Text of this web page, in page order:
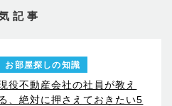
記事
お部屋探しの知識
役不動産会社の社員が教え
、絶対に押さえておきたい5